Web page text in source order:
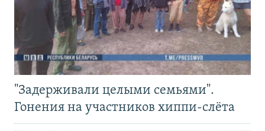
"Задерживали целыми семьями".
Гонения на участников хиппи-слёта